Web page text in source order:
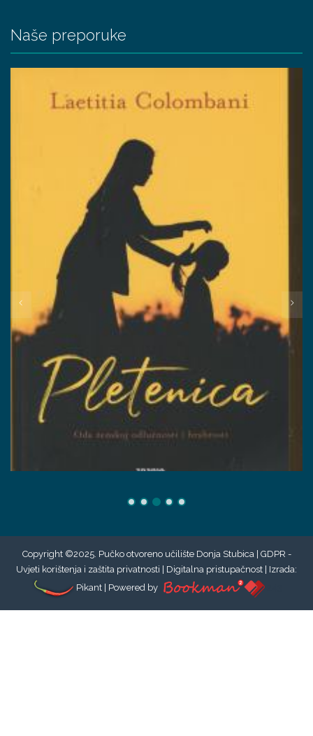
Naše preporuke
Copyright ©2025. Pučko otvoreno učilište Donja Stubica | GDPR -
Uvjeti korištenja i zaštita privatnosti
Digitalna pristupačnost | Izrada:
Pikant| Powered by